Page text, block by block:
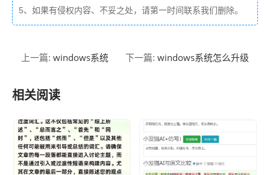
5、如果有侵权内容、不妥之处，请第一时间联系我们删除。
上一篇: windows系统 下一篇: windows系统怎么升级
相关阅读